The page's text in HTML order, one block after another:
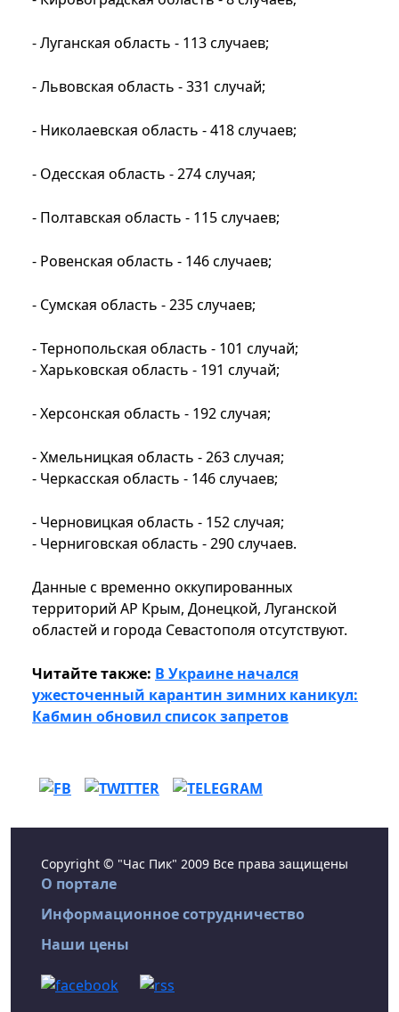
- Луганская область - 113 случаев;
- Львовская область - 331 случай;
- Николаевская область - 418 случаев;
- Одесская область - 274 случая;
- Полтавская область - 115 случаев;
- Ровенская область - 146 случаев;
- Сумская область - 235 случаев;
- Тернопольская область - 101 случай;
- Харьковская область - 191 случай;
- Херсонская область - 192 случая;
- Хмельницкая область - 263 случая;
- Черкасская область - 146 случаев;
- Черновицкая область - 152 случая;
- Черниговская область - 290 случаев.
Данные с временно оккупированных
территорий АР Крым, Донецкой, Луганской
областей и города Севастополя отсутствуют.
Читайте также: В Украине начался
ужесточенный карантин зимних каникул:
Кабмин обновил список запретов
Copyright © "Час Пик" 2009 Все права защищены
О портале
Информационное сотрудничество
Наши цены